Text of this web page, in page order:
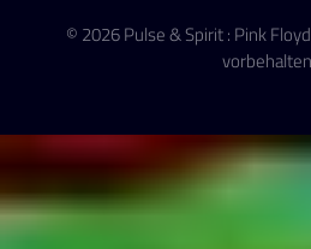
© 2026 Pulse & Spirit : Pink